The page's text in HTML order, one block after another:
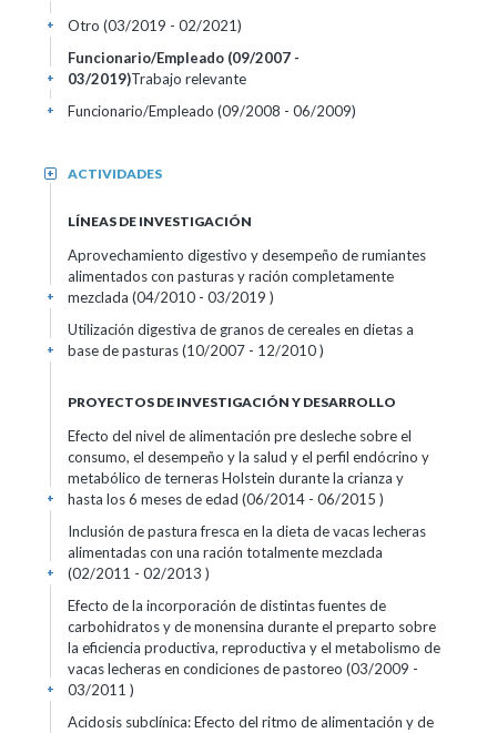
Otro (03/2019 - 02/2021)
+
Funcionario/Empleado (09/2007 -
03/2019)Trabajo relevante
+
Funcionario/Empleado (09/2008 - 06/2009)
+
ACTIVIDADES
+
LÍNEAS DE INVESTIGACIÓN
Aprovechamiento digestivo y desempeño de rumiantes
alimentados con pasturas y ración completamente
mezclada (04/2010 - 03/2019 )
+
Utilización digestiva de granos de cereales en dietas a
base de pasturas (10/2007 - 12/2010 )
+
PROYECTOS DE INVESTIGACIÓN Y DESARROLLO
Efecto del nivel de alimentación pre desleche sobre el
consumo, el desempeño y la salud y el perfil endócrino y
metabólico de terneras Holstein durante la crianza y
hasta los 6 meses de edad (06/2014 - 06/2015 )
+
Inclusión de pastura fresca en la dieta de vacas lecheras
alimentadas con una ración totalmente mezclada
(02/2011 - 02/2013 )
+
Efecto de la incorporación de distintas fuentes de
carbohidratos y de monensina durante el preparto sobre
la eficiencia productiva, reproductiva y el metabolismo de
vacas lecheras en condiciones de pastoreo (03/2009 -
03/2011 )
+
Acidosis subclínica: Efecto del ritmo de alimentación y de